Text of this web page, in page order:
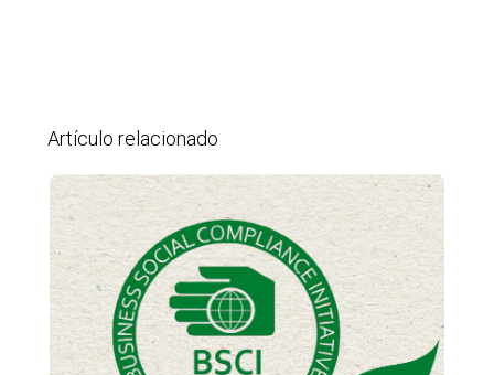
Artículo relacionado